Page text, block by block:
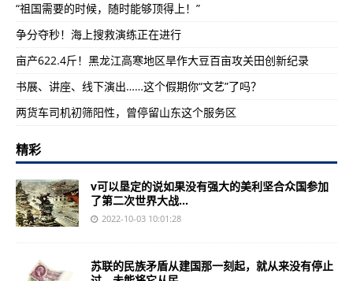
“祖国需要的时候，随时能够顶得上！”
争分夺秒！海上搜救演练正在进行
亩产622.4斤！黑龙江高寒地区旱作大豆百亩攻关田创新纪录
书展、讲座、线下演出……这个假期你“文艺”了吗？
两货车司机初筛阳性，曾停留山东这个服务区
精彩
v可以垦定的说如果没有强大的美利坚合众国参加
了第二次世界大战...
2022-10-03 10:01:28
苏联的民族矛盾从建国那一刻起，就从来没有停止